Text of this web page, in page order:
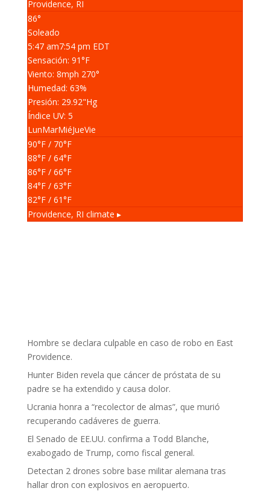
Providence, RI
86°
Soleado
5:47 am7:54 pm EDT
Sensación: 91°F
Viento: 8mph 270°
Humedad: 63%
Presión: 29.92"Hg
Índice UV: 5
LunMarMiéJueVie
90°F/ 70°F
88°F/ 64°F
86°F/ 66°F
84°F/ 63°F
82°F/ 61°F
Providence, RI climate ▸
Hombre se declara culpable en caso de robo en East
Providence.
Hunter Biden revela que cáncer de próstata de su
padre se ha extendido y causa dolor.
Ucrania honra a “recolector de almas”, que murió
recuperando cadáveres de guerra.
El Senado de EE.UU. confirma a Todd Blanche,
exabogado de Trump, como fiscal general.
Detectan 2 drones sobre base militar alemana tras
hallar dron con explosivos en aeropuerto.